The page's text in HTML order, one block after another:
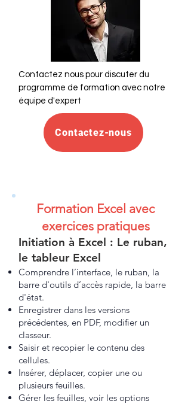
Contactez nous pour discuter du
programme de formation avec notre
équipe d'expert
Contactez-nous
Formation Excel avec
exercices pratiques
Initiation à Excel : Le ruban,
le tableur Excel
Comprendre l’interface, le ruban, la
barre d'outils d’accès rapide, la barre
d'état.
Enregistrer dans les versions
précédentes, en PDF, modifier un
classeur.
Saisir et recopier le contenu des
cellules.
Insérer, déplacer, copier une ou
plusieurs feuilles.
Gérer les feuilles, voir les options